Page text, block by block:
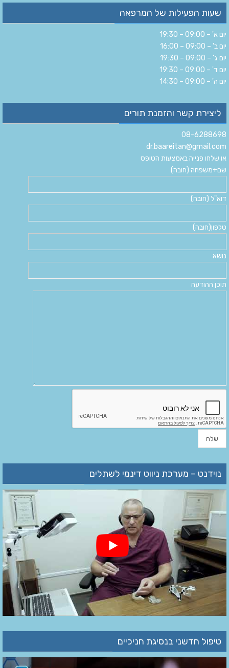
שעות הפעילות של המרפאה
יום א' – 09:00 – 19:30
יום ב' – 09:00 – 16:00
יום ג' – 09:00 – 19:30
יום ד' – 09:00 – 19:30
יום ה' – 09:00 – 14:30
ליצירת קשר והזמנת תורים
08-6288698
dr.baareitan@gmail.com
או שלחו פנייה באמצעות הטופס
שם+משפחה (חובה)
דוא"ל (חובה)
טלפון(חובה)
נושא
תוכן ההודעה
נוידנט – מערכת ניווט דינמי לשתלים
טיפול חדשני בנסיגת חניכיים